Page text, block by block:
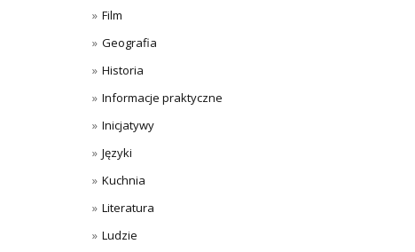
Film
Geografia
Historia
Informacje praktyczne
Inicjatywy
Języki
Kuchnia
Literatura
Ludzie